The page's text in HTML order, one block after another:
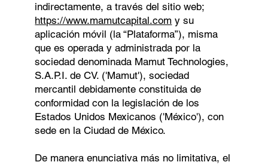
indirectamente, a través del sitio web;
https://www.mamutcapital.com y su
aplicación móvil (la “Plataforma”), misma
que es operada y administrada por la
sociedad denominada Mamut Technologies,
S.A.P.I. de CV. ('Mamut'), sociedad
mercantil debidamente constituida de
conformidad con la legislación de los
Estados Unidos Mexicanos ('México'), con
sede en la Ciudad de México.
De manera enunciativa más no limitativa, el